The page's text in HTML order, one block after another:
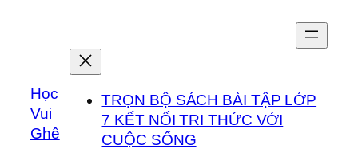
dungHọc
Vui
Ghê
TRỌN BỘ SÁCH BÀI TẬP LỚP
7 KẾT NỐI TRI THỨC VỚI
CUỘC SỐNG